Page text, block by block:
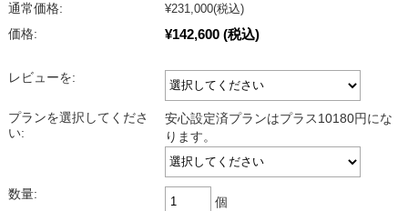
通常価格: ¥231,000(税込)
価格:
¥142,600 (税込)
レビューを:
プランを選択してくださ
い:
安心設定済プランはプラス10180円にな
ります。
数量:
個